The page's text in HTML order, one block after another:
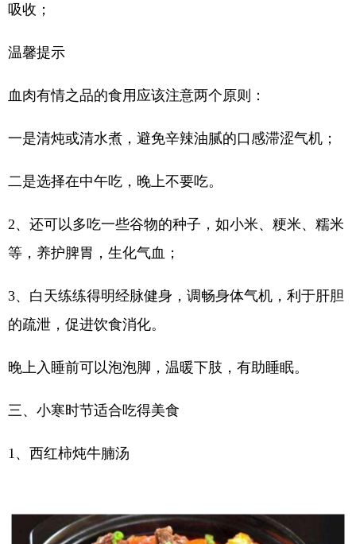
吸收；
温馨提示
血肉有情之品的食用应该注意两个原则：
一是清炖或清水煮，避免辛辣油腻的口感滞涩气机；
二是选择在中午吃，晚上不要吃。
2、还可以多吃一些谷物的种子，如小米、粳米、糯米
等，养护脾胃，生化气血；
3、白天练练得明经脉健身，调畅身体气机，利于肝胆
的疏泄，促进饮食消化。
晚上入睡前可以泡泡脚，温暖下肢，有助睡眠。
三、小寒时节适合吃得美食
1、西红柿炖牛腩汤